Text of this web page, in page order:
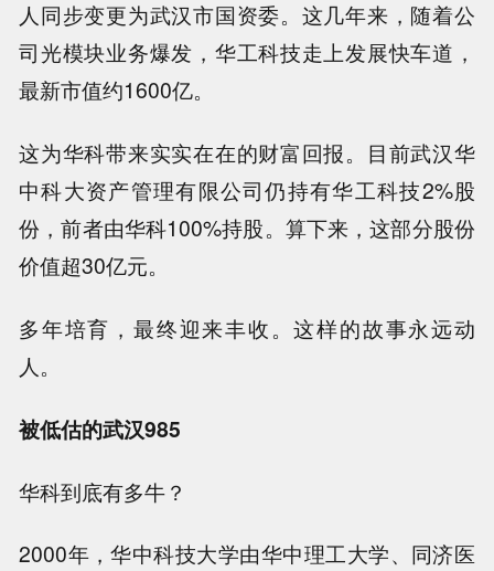
人同步变更为武汉市国资委。这几年来，随着公
司光模块业务爆发，华工科技走上发展快车道，
最新市值约1600亿。
这为华科带来实实在在的财富回报。目前武汉华
中科大资产管理有限公司仍持有华工科技2%股
份，前者由华科100%持股。算下来，这部分股份
价值超30亿元。
多年培育，最终迎来丰收。这样的故事永远动
人。
被低估的武汉985
华科到底有多牛？
2000年，华中科技大学由华中理工大学、同济医